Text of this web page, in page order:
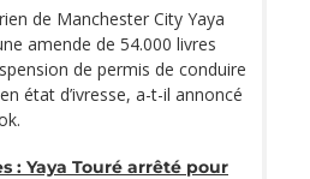
de Manchester City Yaya
amende de 54.000 livres
de permis de conduire
état d’ivresse, a-t-il annoncé
: Yaya Touré arrêté pour